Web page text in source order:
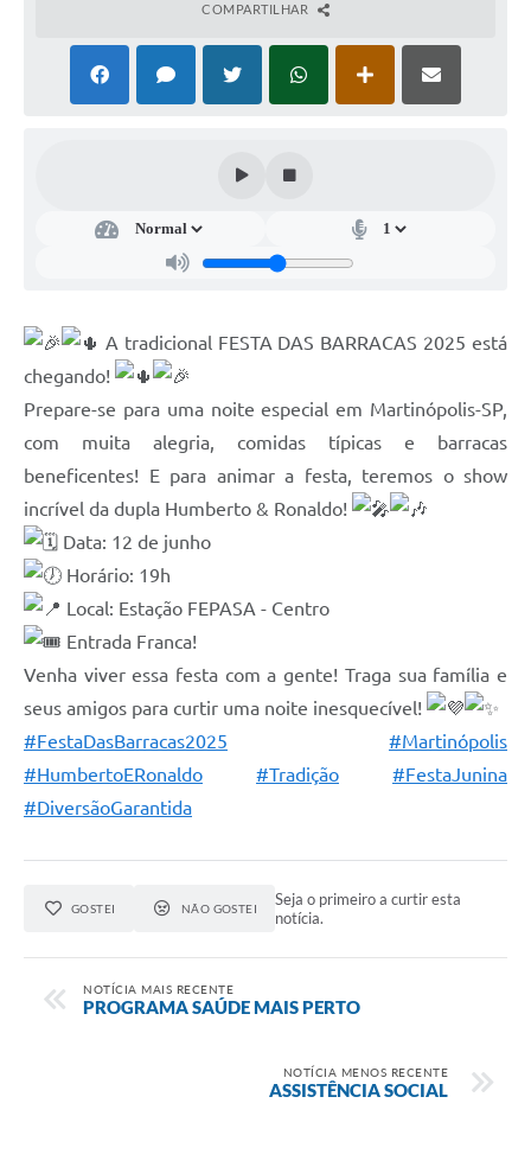
Publicações do Departamento de Educação
Câmara Municipal
Precatórios
Turismo
Ouvidoria Saúde
Cadastro de Fornecedores
Blog do Cemitério
Obras
Casa das Artesãs
Valor da Terra Nua / ITR
CAPS AD II “João Maria Lúcio Martins”
Multimídia - Hino de Martinópolis
Telecentro
Vigilância Municipal de Martinópolis
Parceria Entidades 3º Setor
COMPARTILHAR
A tradicional FESTA DAS BARRACAS 2025 está
chegando!
Prepare-se para uma noite especial em Martinópolis-SP,
com muita alegria, comidas típicas e barracas
beneficentes! E para animar a festa, teremos o show
incrível da dupla Humberto & Ronaldo!
Data: 12 de junho
Horário: 19h
Local: Estação FEPASA - Centro
Entrada Franca!
Venha viver essa festa com a gente! Traga sua família e
seus amigos para curtir uma noite inesquecível!
#FestaDasBarracas2025
#Martinópolis
#HumbertoERonaldo
#Tradição
#FestaJunina
#DiversãoGarantida
GOSTEI NÃO GOSTEI
Seja o primeiro a curtir esta
notícia.
NOTÍCIA MAIS RECENTE
PROGRAMA SAÚDE MAIS PERTO
NOTÍCIA MENOS RECENTE
ASSISTÊNCIA SOCIAL